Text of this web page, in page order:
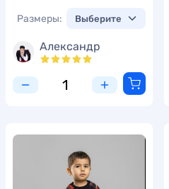
Размеры:
Александр